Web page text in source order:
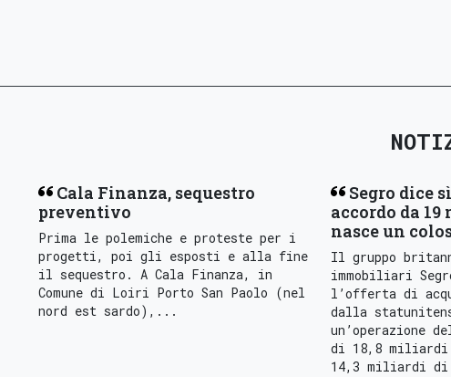
Cala Finanza, sequestro
preventivo
Prima le polemiche e proteste per i
progetti, poi gli esposti e alla fine
il sequestro. A Cala Finanza, in
Comune di Loiri Porto San Paolo (nel
nord est sardo),...
Segro dice
accordo da
nasce un
Il gruppo
immobiliari
l’offerta di
dalla
un’operazione
di 18,8
14,3 miliardi